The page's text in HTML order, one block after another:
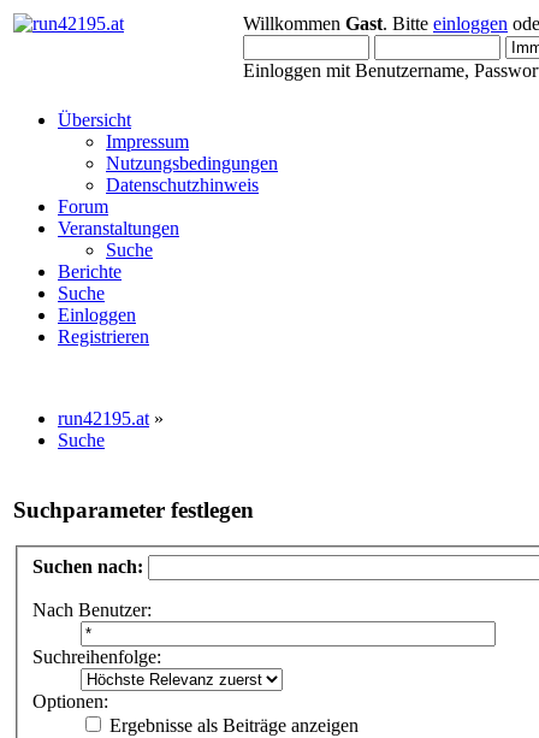
Willkommen Gast. Bitte einloggen
Einloggen mit Benutzername,
Übersicht
Impressum
Nutzungsbedingungen
Datenschutzhinweis
Forum
Veranstaltungen
Suche
Berichte
Suche
Einloggen
Registrieren
run42195.at »
Suche
Suchparameter festlegen
Suchen nach:
Nach Benutzer:
Suchreihenfolge:
Optionen:
Ergebnisse als Beiträge anzeigen